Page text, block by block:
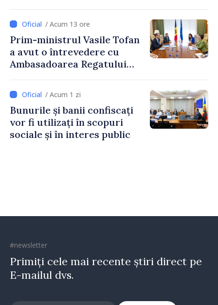
2027
/ Acum 13 ore
Prim-ministrul Vasile Tofan
a avut o întrevedere cu
Ambasadoarea Regatului
Irlandei de Nord, Fern
Horine / Acum 1 zi
Bunurile și banii confiscați
vor fi utilizați în scopuri
sociale și în interes public
#newsletter
Primiți cele mai recente știri direct pe
E-mailul dvs.